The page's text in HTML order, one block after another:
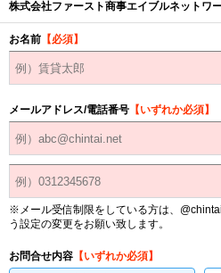
株式会社ファースト商事エイブルネットワ
お名前 【必須】
メールアドレス/電話番号 【いずれか必須】
※メール受信制限をしている方は、
う設定の変更をお願い致します。
お問合せ内容 【いずれか必須】